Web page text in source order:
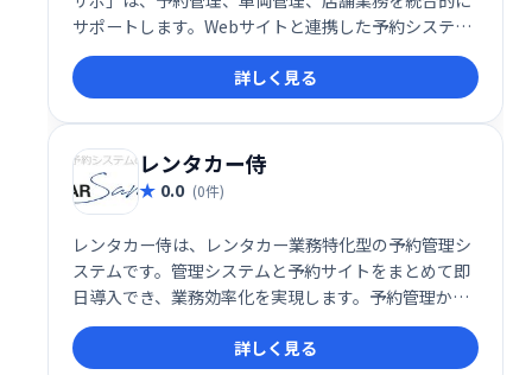
サポートします。Webサイトと連携した予約システム
で、スムーズな顧客対応を実現。業務効率化と生産性
向上に貢献し、事業拡大を支援します。
詳しく見る
レンタカー侍
0.0 (0件)
レンタカー侍は、レンタカー業務特化型の予約管理シ
ステムです。管理システムと予約サイトをまとめて即
日導入でき、業務効率化を実現します。予約管理から
顧客対応まで、レンタカー業務をトータルにサポート
し、迅速でスムーズな運営を支援します。
詳しく見る